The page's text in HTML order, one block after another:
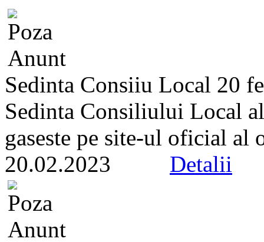
Sedinta Consiiu Local 20
Sedinta Consiliului Local
gaseste pe site-ul oficial al
20.02.2023 Detalii